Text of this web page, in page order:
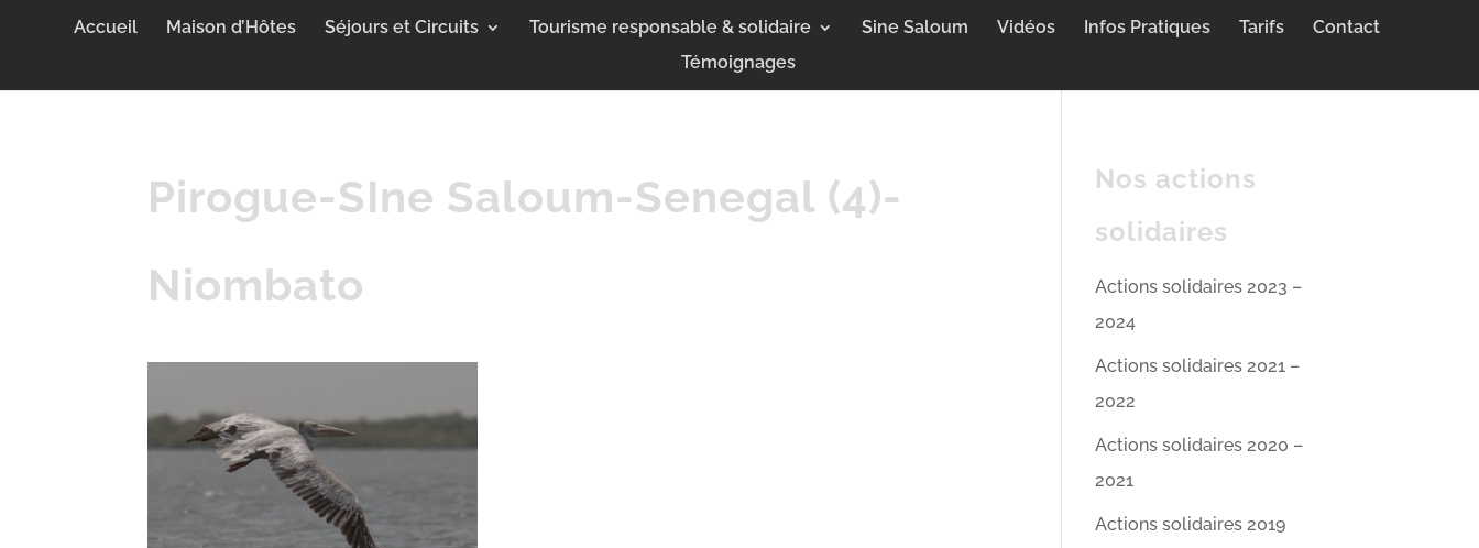
Accueil Maison d’Hôtes Séjours et Circuits Tourisme responsable & solidaire Sine Saloum Vidéos Infos Pratiques Tarifs
Contact
Témoignages
Pirogue-SIne Saloum-Senegal (4)-
Niombato
Nos actions
solidaires
Actions solidaires 2023 –
2024
Actions solidaires 2021 –
2022
Actions solidaires 2020 –
2021
Actions solidaires 2019